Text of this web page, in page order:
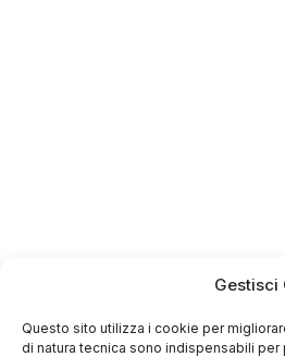
Gestisci
Questo sito utilizza i cookie per
di natura tecnica sono indispensabili